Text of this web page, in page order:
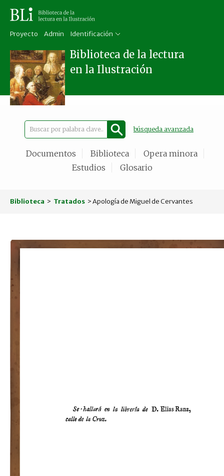
Proyecto Admin Identificación
Biblioteca de la lectura
en la Ilustración
búsqueda avanzada
Documentos Biblioteca
Opera minora
Estudios
Glosario
Biblioteca > Tratados > Apología de Miguel de Cervantes